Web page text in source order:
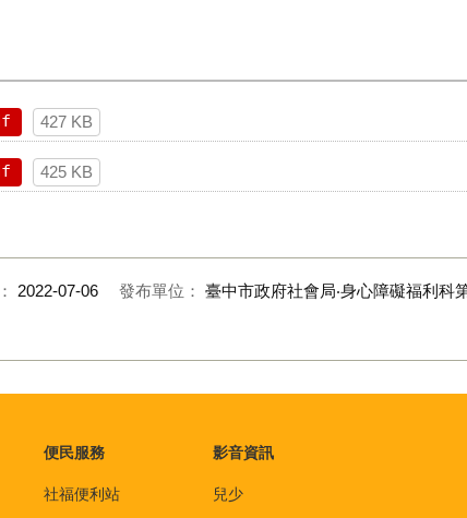
427 KB
425 KB
2022-07-06 發布單位： 臺中市政府社會局‧身心障礙福利科
便民服務
社福便利站
影音資訊
兒少